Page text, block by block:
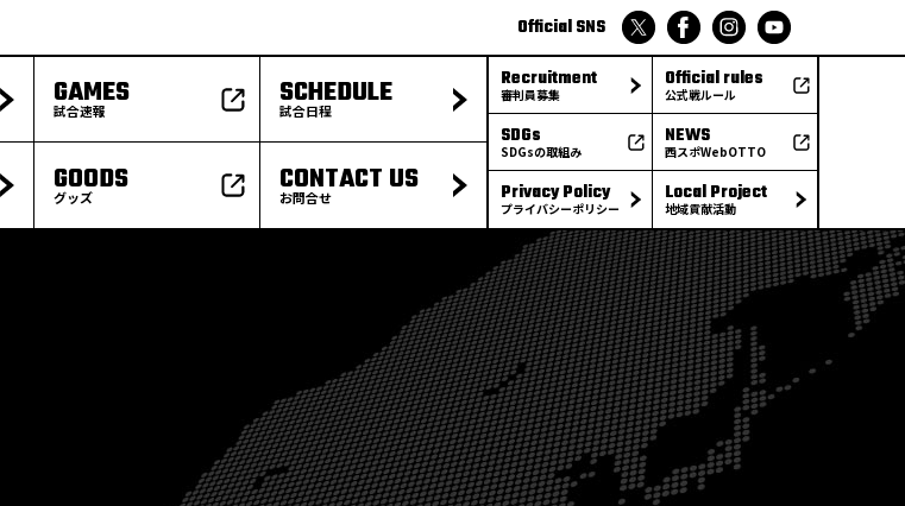
Official SNS
GAMES
試合速報
GOODS
グッズ
SCHEDULE
試合日程
CONTACT US
お問合せ
Recruitment
審判員募集
SDGs
SDGsの取組み
Privacy Policy
プライバシーポリシー
Official rules
公式戦ルール
NEWS
西スポWebOTTO
Local Project
地域貢献活動